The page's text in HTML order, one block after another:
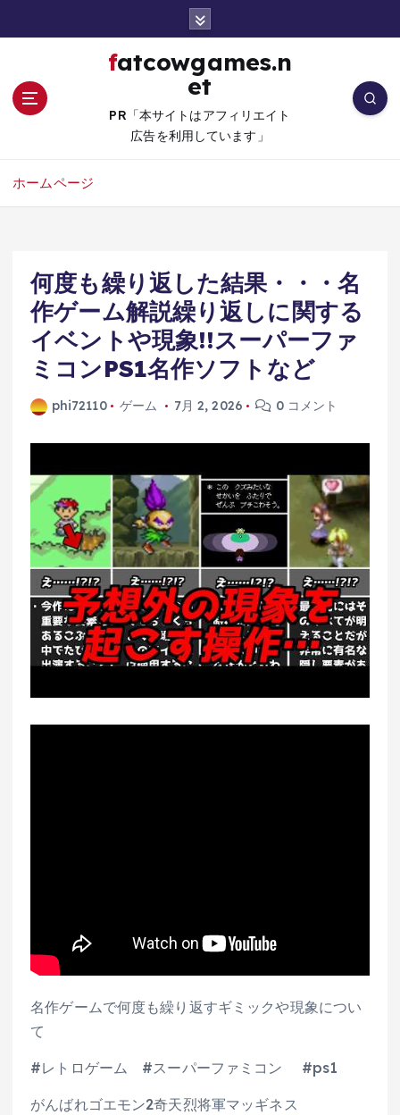
fatcowgames.n
et
PR「本サイトはアフィリエイト
広告を利用しています」
ホームページ
何度も繰り返した結果・・・名
作ゲーム解説繰り返しに関する
イベントや現象!!スーパーファ
ミコンPS1名作ソフトなど
phi72110 ゲーム 7月 2, 2026 0 コメント
名作ゲームで何度も繰り返すギミックや現象につい
て
#レトロゲーム #スーパーファミコン #ps1
がんばれゴエモン2奇天烈将軍マッギネス